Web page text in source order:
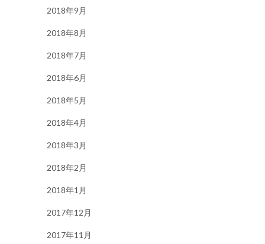
2018年9月
2018年8月
2018年7月
2018年6月
2018年5月
2018年4月
2018年3月
2018年2月
2018年1月
2017年12月
2017年11月